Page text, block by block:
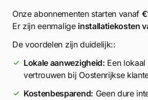
Onze abonnementen starten vanaf
Er zijn eenmalige installatiekosten
De voordelen zijn duidelijk::
Lokale aanwezigheid: Een
vertrouwen bij Oostenrijkse
Kostenbesparend: Geen dure